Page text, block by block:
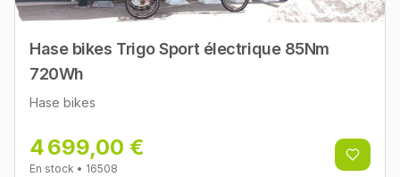
Hase bikes Trigo Sport électrique 85Nm
720Wh
Hase bikes
4 699,00 €
En stock • 16508